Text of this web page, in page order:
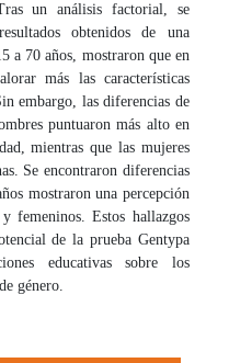
un análisis factorial, se
obtenidos de una
a 70 años, mostraron que en
más las características
embargo, las diferencias de
puntuaron más alto en
mientras que las mujeres
Se encontraron diferencias
mostraron una percepción
femeninos. Estos hallazgos
de la prueba Gentypa
educativas sobre los
género.